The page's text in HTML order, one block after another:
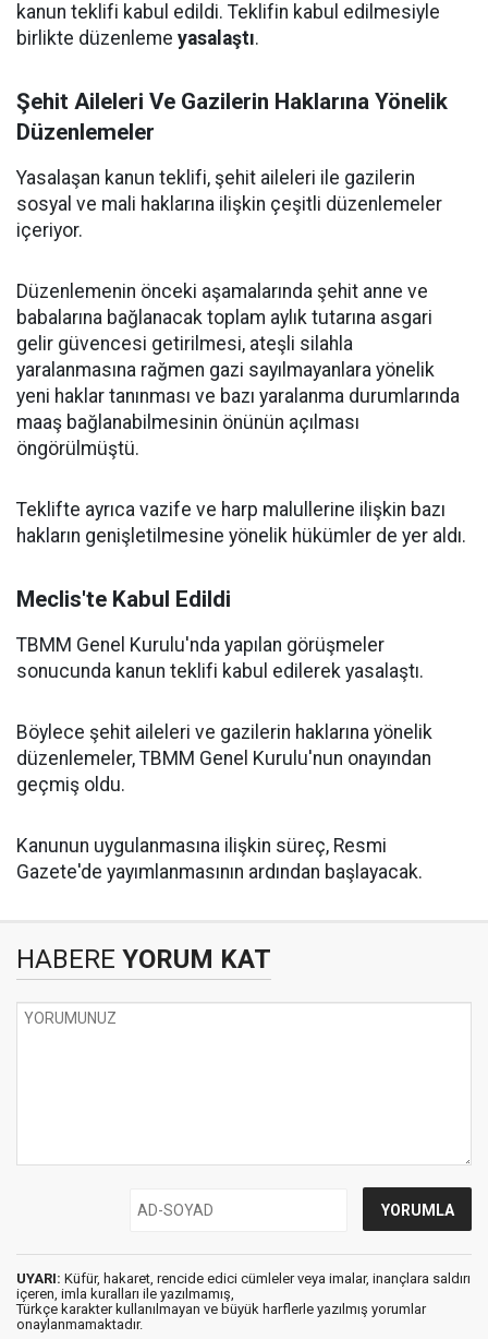
kanun teklifi kabul edildi. Teklifin kabul edilmesiyle
birlikte düzenleme yasalaştı.
Şehit Aileleri Ve Gazilerin Haklarına Yönelik
Düzenlemeler
Yasalaşan kanun teklifi, şehit aileleri ile gazilerin
sosyal ve mali haklarına ilişkin çeşitli düzenlemeler
içeriyor.
Düzenlemenin önceki aşamalarında şehit anne ve
babalarına bağlanacak toplam aylık tutarına asgari
gelir güvencesi getirilmesi, ateşli silahla
yaralanmasına rağmen gazi sayılmayanlara yönelik
yeni haklar tanınması ve bazı yaralanma durumlarında
maaş bağlanabilmesinin önünün açılması
öngörülmüştü.
Teklifte ayrıca vazife ve harp malullerine ilişkin bazı
hakların genişletilmesine yönelik hükümler de yer aldı.
Meclis'te Kabul Edildi
TBMM Genel Kurulu'nda yapılan görüşmeler
sonucunda kanun teklifi kabul edilerek yasalaştı.
Böylece şehit aileleri ve gazilerin haklarına yönelik
düzenlemeler, TBMM Genel Kurulu'nun onayından
geçmiş oldu.
Kanunun uygulanmasına ilişkin süreç, Resmi
Gazete'de yayımlanmasının ardından başlayacak.
HABERE YORUM KAT
UYARI: Küfür, hakaret, rencide edici cümleler veya imalar, inançlara saldırı
içeren, imla kuralları ile yazılmamış,
Türkçe karakter kullanılmayan ve büyük harflerle yazılmış yorumlar
onaylanmamaktadır.